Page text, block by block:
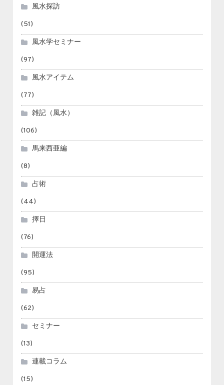
風水探訪
(51)
風水学セミナー
(97)
風水アイテム
(77)
雑記（風水）
(106)
馬来西亜編
(8)
占術
(44)
擇日
(76)
開運法
(95)
易占
(62)
セミナー
(13)
連載コラム
(15)